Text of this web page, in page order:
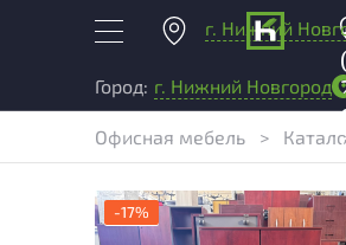
г. Нижний
Город: г. Нижний Новгород
Офисная мебель
>
-17%